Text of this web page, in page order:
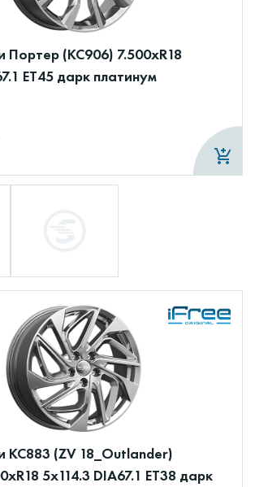
Портер (КС906) 7.500xR18
ET45 дарк платинум
КС883 (ZV 18_Outlander)
5x114.3 DIA67.1 ET38 дарк